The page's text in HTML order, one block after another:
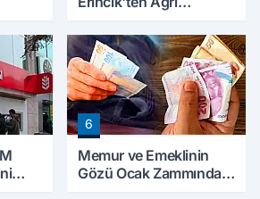
6
Memur ve Emeklinin
Gözü Ocak Zammında: